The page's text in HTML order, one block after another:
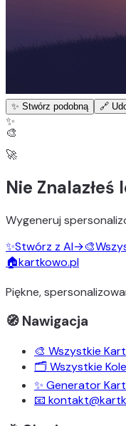
✨ Stwórz podobną 🔗
✨
🎨
🚀
Nie
Wygeneruj
✨Stwórz z AI→🎨
🏠kartkowo.pl
Piękne,
🧭 Nawigacja
🎨 Wszystkie
🗂️ Wszystkie
✨ Generator
📧